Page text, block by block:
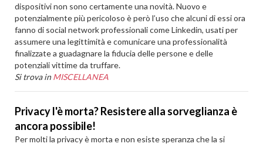
dispositivi non sono certamente una novità. Nuovo e
potenzialmente più pericoloso è però l’uso che alcuni di essi ora
fanno di social network professionali come Linkedin, usati per
assumere una legittimità e comunicare una professionalità
finalizzate a guadagnare la fiducia delle persone e delle
potenziali vittime da truffare.
Si trova in MISCELLANEA
Privacy l'è morta? Resistere alla sorveglianza è
ancora possibile!
Per molti la privacy è morta e non esiste speranza che la si